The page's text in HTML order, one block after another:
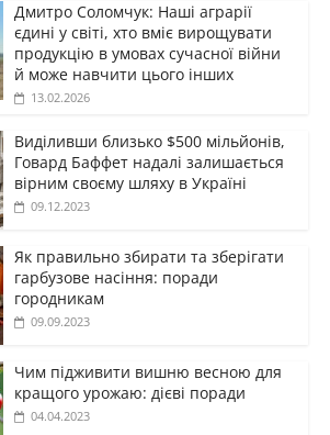
Дмитро Соломчук: Наші аграрії
єдині у світі, хто вміє вирощувати
продукцію в умовах сучасної війни
й може навчити цього інших
13.02.2026
Виділивши близько $500 мільйонів,
Говард Баффет надалі залишається
вірним своєму шляху в Україні
09.12.2023
Як правильно збирати та зберігати
гарбузове насіння: поради
городникам
09.09.2023
Чим підживити вишню весною для
кращого урожаю: дієві поради
04.04.2023